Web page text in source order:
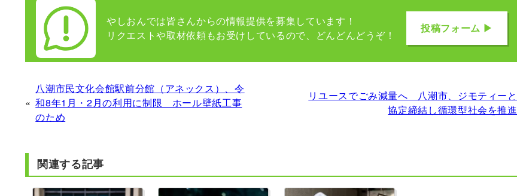
やしおんでは皆さんからの情報提供を募集しています！
リクエストや取材依頼もお受けしているので、どんどんどうぞ！
投稿フォーム ▶
«
八潮市民文化会館駅前分館（アネックス）、令
和8年1月・2月の利用に制限 ホール壁紙工事
のため
リユースでごみ減量へ 八潮市、ジモティーと
協定締結し循環型社会を推進
関連する記事